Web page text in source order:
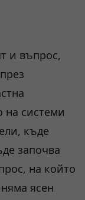
и въпрос,
на системи
къде
започва
на който
ясен